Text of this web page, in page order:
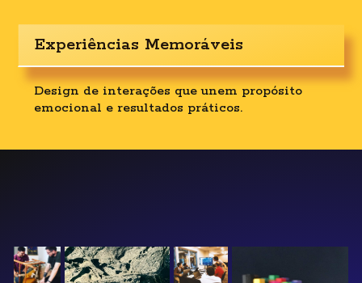
Experiências Memoráveis
Design de interações que unem propósito
emocional e resultados práticos.